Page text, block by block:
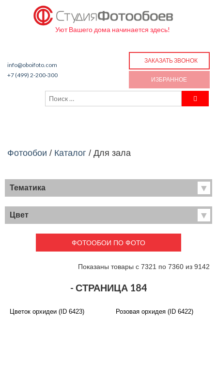
Уют Вашего дома начинается здесь!
info@oboifoto.com
+7 (499) 2-200-300
ЗАКАЗАТЬ ЗВОНОК
ИЗБРАННОЕ
Фотообои / Каталог / Для зала
Тематика
Хиты продаж
Фрески
Детские
Карты
Перспектива
Города
Живопись
Животный мир
Еда и напитки
Архитектура
Цвет
ФОТООБОИ ПО ФОТО
Показаны товары с 7321 по 7360 из 9142
- СТРАНИЦА 184
Цветок орхидеи (ID 6423) Розовая орхидея (ID 6422)